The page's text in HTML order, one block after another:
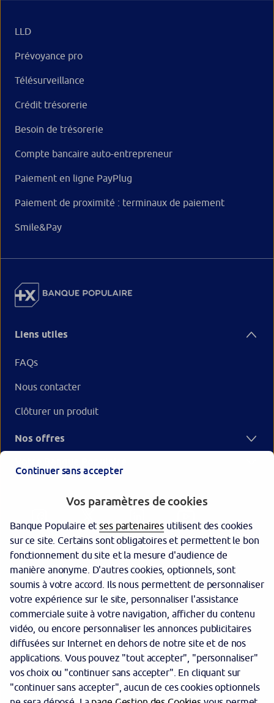
LLD
Prévoyance pro
Télésurveillance
Crédit trésorerie
Besoin de trésorerie
Compte bancaire auto-entrepreneur
Paiement en ligne PayPlug
Paiement de proximité : terminaux de paiement
Smile&Pay
Liens utiles
FAQs
Nous contacter
Clôturer un produit
Nos offres
Garantie des dépôts
Protection des données personnelles
Politique cookies
Sécurité
Tarifs
Mentions légales
Continuer sans accepter
Vos paramètres de cookies
Banque Populaire etses partenaires utilisent des cookies
sur ce site. Certains sont obligatoires et permettent le bon
fonctionnement du site et la mesure d'audience de
manière anonyme. D'autres cookies, optionnels, sont
soumis à votre accord. Ils nous permettent de personnaliser
votre expérience sur le site, personnaliser l'assistance
commerciale suite à votre navigation, afficher du contenu
vidéo, ou encore personnaliser les annonces publicitaires
diffusées sur Internet en dehors de notre site et de nos
applications. Vous pouvez "tout accepter", "personnaliser"
vos choix ou "continuer sans accepter". En cliquant sur
"continuer sans accepter", aucun de ces cookies optionnels